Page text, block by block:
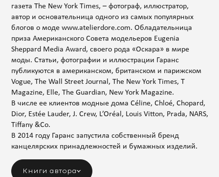
газета The New York Times, – фотограф, иллюстратор,
автор и основательница одного из самых популярных
блогов о моде www.atelierdore.com. Обладательница
приза Американского Совета модельеров Eugenia
Sheppard Media Award, своего рода «Оскара» в мире
моды. Статьи, фотографии и иллюстрации Гаранс
публикуются в американском, британском и парижском
Vogue, The Wall Street Journal, The New York Times, T
Magazine, Elle, The Guardian, New York Magazine.
В числе ее клиентов модные дома Céline, Chloé, Chopard,
Dior, Estée Lauder, J. Crew, L’Oréal, Louis Vitton, Prada, NARS,
Tiffany &Co.
В 2014 году Гаранс запустила собственный бренд
канцелярских принадлежностей и бумажных изделий.
Книги автора